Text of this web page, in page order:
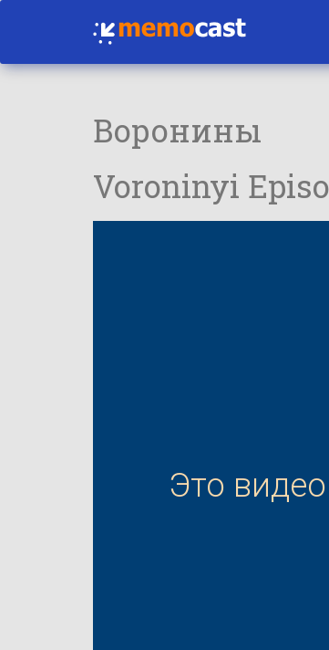
Воронины
Voroninyi
Это